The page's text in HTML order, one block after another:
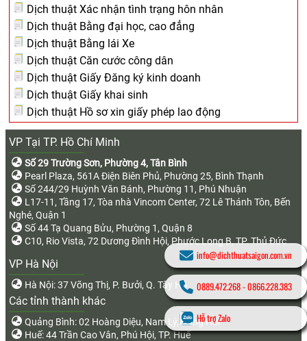
Dịch thuật Xác nhận tình trạng hôn nhân
Dịch thuật Bằng đại học, cao đẳng
Dịch thuật Bằng lái Xe
Dịch thuật Căn cước công dân
Dịch thuật Giấy Đăng ký kinh doanh
Dịch thuật Giấy khai sinh
Dịch thuật Hồ sơ xin giấy phép lao động
VP Tại TP. Hồ Chí Minh
Số 29 Trường Sơn, Phường 4, Tân Bình
Pearl Plaza, 561A Điện Biên Phủ, Phường 25, Bình Thạnh
Số 244/29 Huỳnh Văn Bánh, Phường 11, Phú Nhuận
L17-11, Tầng 17, Tòa nhà Vincom Center, 72 Lê Thánh Tôn, Bến
Nghé, Quận 1
Số 44 Tạ Quang Bửu, Phường 1, Quận 8
C10, Rio Vista, 72 Dương Đình Hội, Phước Long B, TP. Thủ Đức
VP Hà Nội
Hà Nội: 37 Võng Thị, P. Bưởi, Q. Tây Hồ
Các tỉnh thành khác
Quảng Bình: 02 Hoàng Diệu, Nam Lý, Đồng Hới
Huế: 44 Trần Cao Vân, Phú Hội, TP. Huế
info@dichthuatsaigon.com.vn
0889.472.268-0866.228.383
Hỗ trợ Zalo